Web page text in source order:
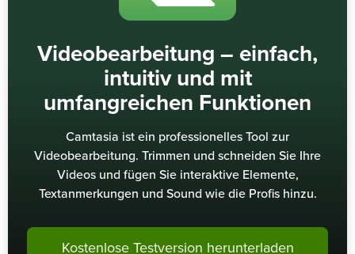
Videobearbeitung – einfach,
intuitiv und mit
umfangreichen Funktionen
Camtasia ist ein professionelles Tool zur
Videobearbeitung. Trimmen und schneiden Sie Ihre
Videos und fügen Sie interaktive Elemente,
Textanmerkungen und Sound wie die Profis hinzu.
Kostenlose Testversion herunterladen